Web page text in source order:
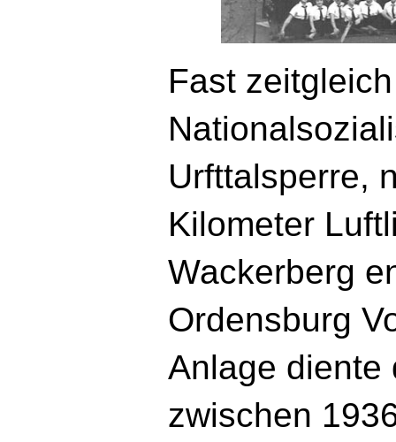
Fast
Urfttalsperre,
Kilometer
Wackerberg
Ordensburg
Anlage diente
zwischen